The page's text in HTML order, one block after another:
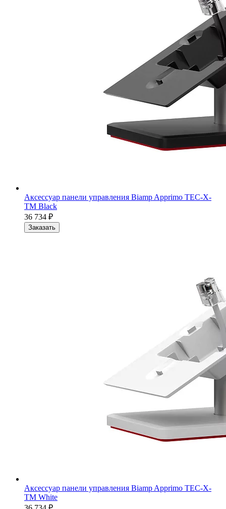
Аксессуар панели управления Biamp Apprimo TEC-X-
TM Black
36 734 ₽
Заказать
Аксессуар панели управления Biamp Apprimo TEC-X-
TM White